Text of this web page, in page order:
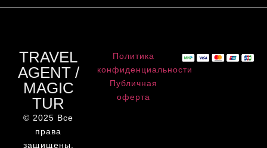
TRAVEL
AGENT /
MAGIC
TUR
© 2025 Все
права
защищены.
Политика
конфиденциальности
Публичная
оферта